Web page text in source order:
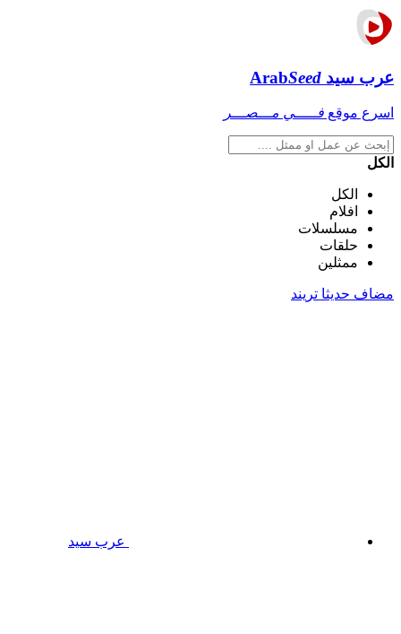
عرب سيد ArabSeed
اسرع موقع فـــــي مـــصـــر
الكل
الكل
افلام
مسلسلات
حلقات
ممثلين
مضاف حديثا تريند
عرب سيد